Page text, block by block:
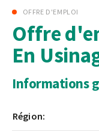
OFFRE D'EMPLOI
Offre
En
Informations
Région: